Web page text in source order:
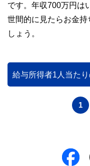
です。年収700万円は
世間的に見たらお金
しょう。
給与所得者1人当た
1